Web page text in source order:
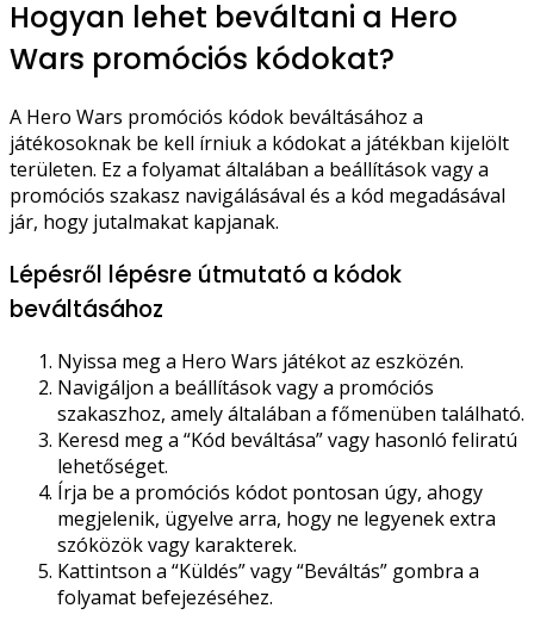
Hogyan lehet beváltani a Hero
Wars promóciós kódokat?
A Hero Wars promóciós kódok beváltásához a
játékosoknak be kell írniuk a kódokat a játékban kijelölt
területen. Ez a folyamat általában a beállítások vagy a
promóciós szakasz navigálásával és a kód megadásával
jár, hogy jutalmakat kapjanak.
Lépésről lépésre útmutató a kódok
beváltásához
Nyissa meg a Hero Wars játékot az eszközén.
Navigáljon a beállítások vagy a promóciós
szakaszhoz, amely általában a főmenüben található.
Keresd meg a “Kód beváltása” vagy hasonló feliratú
lehetőséget.
Írja be a promóciós kódot pontosan úgy, ahogy
megjelenik, ügyelve arra, hogy ne legyenek extra
szóközök vagy karakterek.
Kattintson a “Küldés” vagy “Beváltás” gombra a
folyamat befejezéséhez.